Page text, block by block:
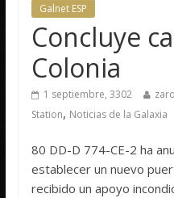
Galnet ESP
Concluye
Colonia
1 septiembre, 3302
Station, Noticias de la Galaxia
80 DD-D 774-CE-2 ha
establecer un nuevo
recibido un apoyo